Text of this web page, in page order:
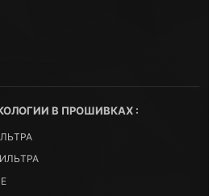
В ПРОШИВКАХ :